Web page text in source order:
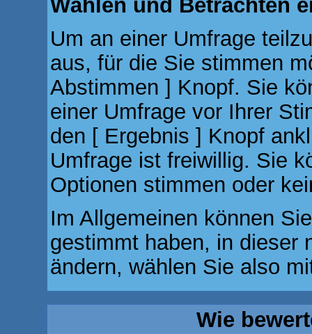
Wählen und Betrachten
Um an einer Umfrage
aus, für die Sie stimmen
Abstimmen ] Knopf. Sie
einer Umfrage vor Ihrer
den [ Ergebnis ] Knopf
Umfrage ist freiwillig. Sie
Optionen stimmen oder
Im Allgemeinen können
gestimmt haben, in dieser
ändern, wählen Sie also
Wie